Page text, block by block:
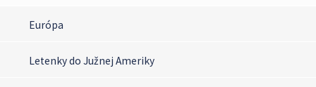
Európa
Letenky do Južnej Ameriky